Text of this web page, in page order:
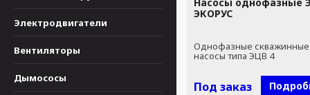
Электродвигатели
Вентиляторы
Дымососы
ЭКОРУС
Однофазные скважинные
насосы типа ЭЦВ 4
Под заказ